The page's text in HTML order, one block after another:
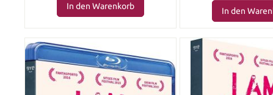
In den Warenkorb In den